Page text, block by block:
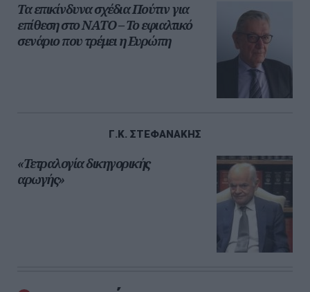
Τα επικίνδυνα σχέδια Πούτιν για
επίθεση στο ΝΑΤΟ – Το εφιαλτικό
σενάριο που τρέμει η Ευρώπη
Γ.Κ. ΣΤΕΦΑΝΑΚΗΣ
«Τετραλογία δικηγορικής
αρωγής»